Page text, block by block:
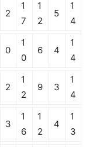
2
1
7
1
2
5
1
4
0
1
0
6 4
1
4
2
1
2
9 3
1
4
3
1
6
1
2
4
1
3